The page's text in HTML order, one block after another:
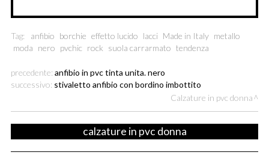
Tag: anfibio borchie effetto lucido lacci Made in Italy metallo
moda nero pvchic rock suola carrarmato tendenza
precedente: anfibio in pvc tinta unita. nero
successivo: stivaletto anfibio con bordino imbottito
Calzature in pvc donna
calzature in pvc donna